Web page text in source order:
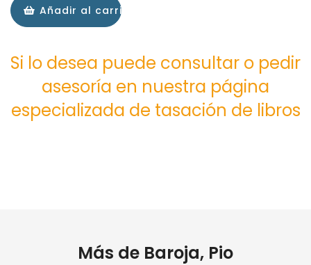
Añadir al carrito
Si lo desea puede consultar o pedir
asesoría en nuestra página
especializada de tasación de libros
Más de Baroja, Pio